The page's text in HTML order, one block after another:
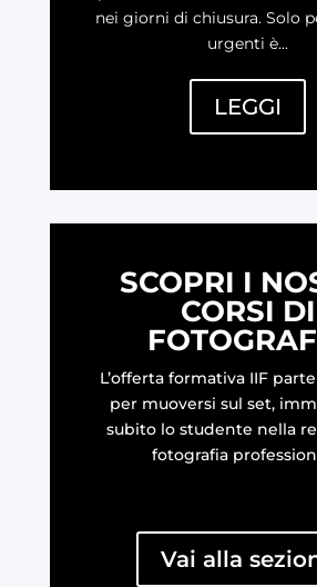
nei giorni di chiusura. Solo
urgenti è...
LEGGI
SCOPRI I
CORSI DI
L’offerta formativa IIF
per muoversi sul set,
subito lo studente nella
fotografia
Vai alla